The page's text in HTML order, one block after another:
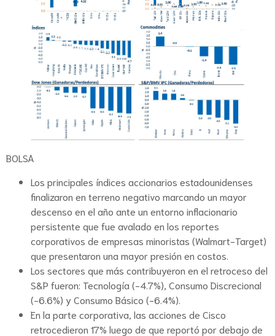
BOLSA
Los principales índices accionarios estadounidenses
finalizaron en terreno negativo marcando un mayor
descenso en el año ante un entorno inflacionario
persistente que fue avalado en los reportes
corporativos de empresas minoristas (Walmart-Target)
que presentaron una mayor presión en costos.
Los sectores que más contribuyeron en el retroceso del
S&P fueron: Tecnología (-4.7%), Consumo Discrecional
(-6.6%) y Consumo Básico (-6.4%).
En la parte corporativa, las acciones de Cisco
retrocedieron 17% luego de que reportó por debajo de